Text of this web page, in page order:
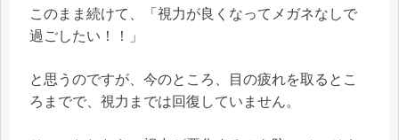
このまま続けて、「視力が良くなってメガネなしで
過ごしたい！！」
と思うのですが、今のところ、目の疲れを取るとこ
ろまでで、視力までは回復していません。